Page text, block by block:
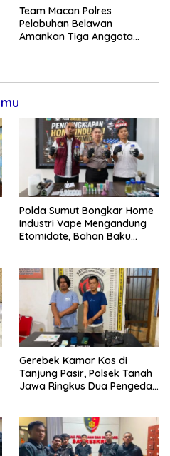
Team Macan Polres
Pelabuhan Belawan
Amankan Tiga Anggota
Polda Sumut Bongkar Home
Industri Vape Mengandung
Etomidate, Bahan Baku
Gerebek Kamar Kos di
Tanjung Pasir, Polsek Tanah
Jawa Ringkus Dua Pengedar